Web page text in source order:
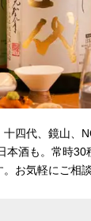
四代、鏡山、
本酒も。常時
お気軽にご相談